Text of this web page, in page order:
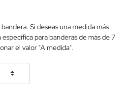
bandera. Si deseas una medida más
para banderas de más de 7
el valor "A medida".